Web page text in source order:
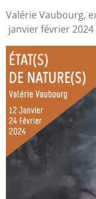
Valérie Vaubourg,
janvier février